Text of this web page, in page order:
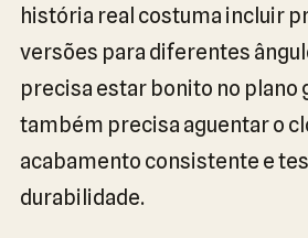
história real costuma incluir
versões para diferentes
precisa estar bonito no plano
também precisa aguentar o
acabamento consistente e
durabilidade.